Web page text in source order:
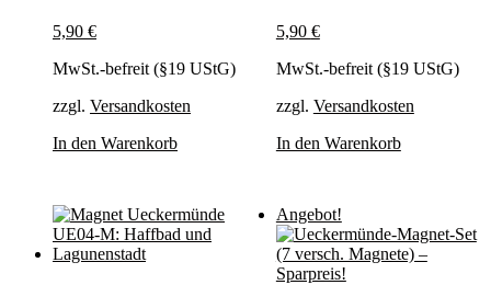
5,90 €
MwSt.-befreit (§19 UStG)
zzgl. Versandkosten
In den Warenkorb
5,90 €
MwSt.-befreit (§19 UStG)
zzgl. Versandkosten
In den Warenkorb
Angebot!